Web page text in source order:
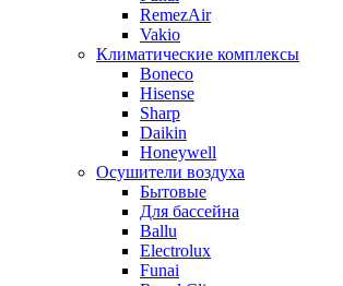
RemezAir
Vakio
Климатические комплексы
Boneco
Hisense
Sharp
Daikin
Honeywell
Осушители воздуха
Бытовые
Для бассейна
Ballu
Electrolux
Funai